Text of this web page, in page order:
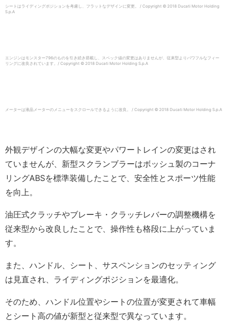
シートはライディングポジションを考慮し、フラットなデザインに変更。 / Copyright © 2018 Ducati Motor Holding
S.p.A
エンジンはモンスター796のものを引き続き搭載し、スペック値の変更はありませんが、従来型よりパワフルなフィー
リングに改良されています。/ Copyright © 2018 Ducati Motor Holding S.p.A
メーターは液晶メーターのメニューをスクロールできるように改良。 / Copyright © 2018 Ducati Motor Holding S.p.A
外観デザインの大幅な変更やパワートレインの変更はされ
ていませんが、新型スクランブラーはボッシュ製のコーナ
リングABSを標準装備したことで、安全性とスポーツ性能
を向上。
油圧式クラッチやブレーキ・クラッチレバーの調整機構を
従来型から改良したことで、操作性も格段に上がっていま
す。
また、ハンドル、シート、サスペンションのセッティング
は見直され、ライディングポジションを最適化。
そのため、ハンドル位置やシートの位置が変更されて車幅
とシート高の値が新型と従来型で異なっています。